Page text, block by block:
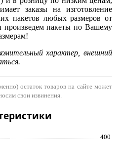
заказы на изготовление
пакетов любых размеров от
пакеты по Вашему
характер, внешний
остаток товаров на сайте может
свои извинения.
400